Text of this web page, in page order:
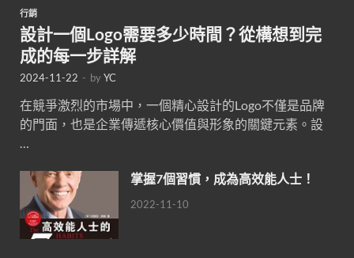
行銷
設計一個Logo需要多少時間？從構想到完
成的每一步詳解
2024-11-22 - byYC
在競爭激烈的市場中，一個精心設計的Logo不僅是品牌
的門面，也是企業傳遞核心價值與形象的關鍵元素。設
…
掌握7個習慣，成為高效能人士！
2022-11-10